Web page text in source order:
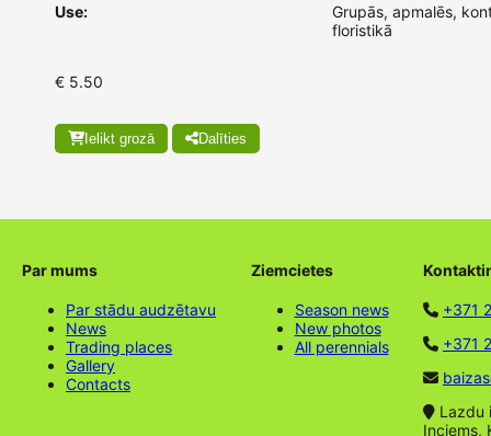
Use:
Grupās, apmalēs,
floristikā
€ 5.50
Ielikt grozā Dalīties
Par mums
Par stādu audzētavu
News
Trading places
Gallery
Contacts
Ziemcietes
Season news
New photos
All perennials
+371
+371
Lazdu
Inciems,